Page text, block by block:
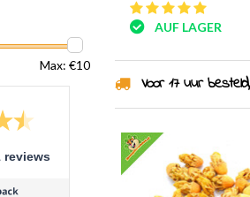
Max: €10
reviews
AUF LAGER
Voor 17 uur besteld,